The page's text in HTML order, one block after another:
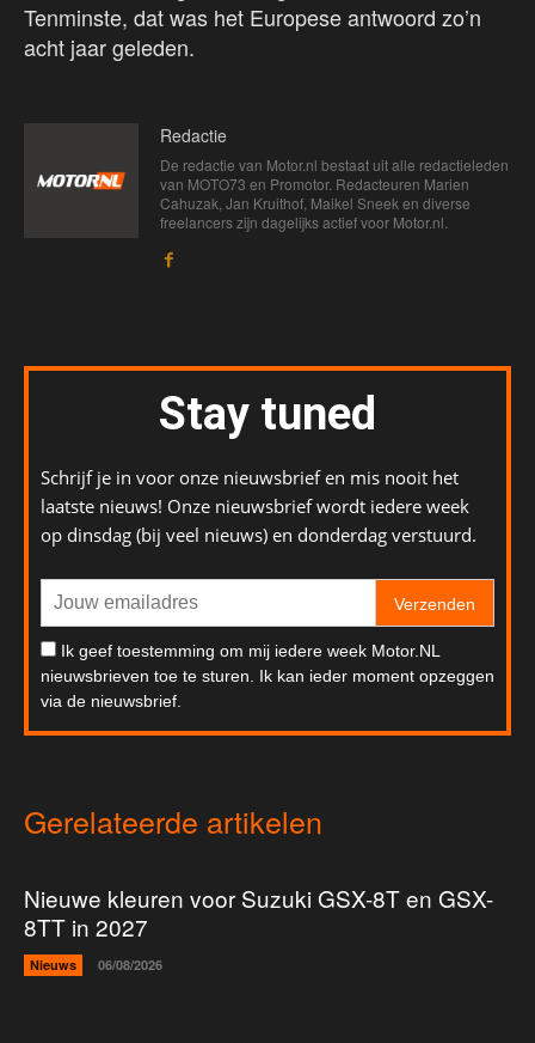
Tenminste, dat was het Europese antwoord zo’n
acht jaar geleden.
Redactie
De redactie van Motor.nl bestaat uit alle redactieleden
van MOTO73 en Promotor. Redacteuren Marien
Cahuzak, Jan Kruithof, Maikel Sneek en diverse
freelancers zijn dagelijks actief voor Motor.nl.
Stay tuned
Schrijf je in voor onze nieuwsbrief en mis nooit het
laatste nieuws! Onze nieuwsbrief wordt iedere week
op dinsdag (bij veel nieuws) en donderdag verstuurd.
Verzenden
Ik geef toestemming om mij iedere week Motor.NL
nieuwsbrieven toe te sturen. Ik kan ieder moment opzeggen
via de nieuwsbrief.
Gerelateerde artikelen
Nieuwe kleuren voor Suzuki GSX-8T en GSX-
8TT in 2027
Nieuws 06/08/2026